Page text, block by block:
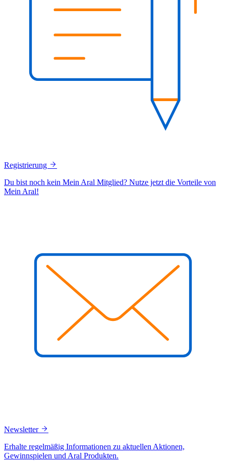
Registrierung
Du bist noch kein Mein Aral Mitglied? Nutze jetzt die Vorteile von
Mein Aral!
Newsletter
Erhalte regelmäßig Informationen zu aktuellen Aktionen,
Gewinnspielen und Aral Produkten.